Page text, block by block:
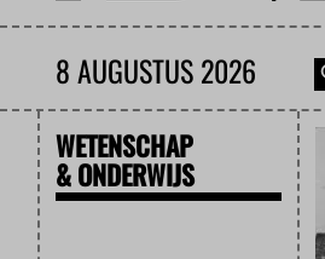
8 AUGUSTUS 2026
WETENSCHAP
& ONDERWIJS